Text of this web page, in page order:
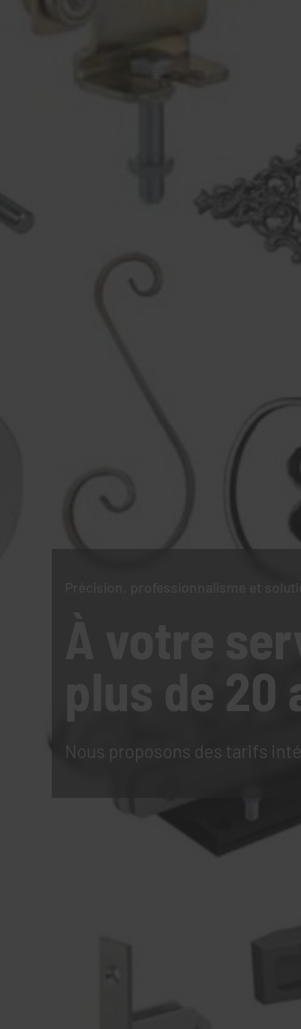
Précision, professionnalisme et
À votre
plus de 20
Nous proposons des tarifs